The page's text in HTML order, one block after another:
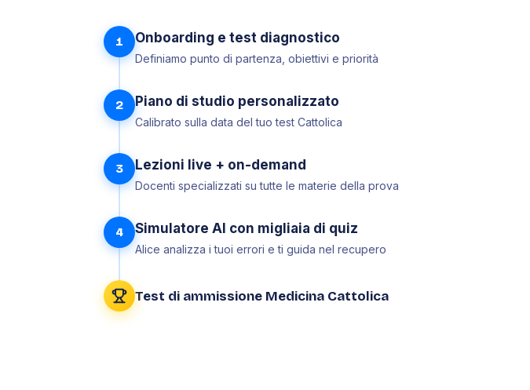
1 Onboarding e test diagnostico
Definiamo punto di partenza, obiettivi e priorità
2 Piano di studio personalizzato
Calibrato sulla data del tuo test Cattolica
3 Lezioni live + on-demand
Docenti specializzati su tutte le materie della prova
4 Simulatore AI con migliaia di quiz
Alice analizza i tuoi errori e ti guida nel recupero
Test di ammissione Medicina Cattolica